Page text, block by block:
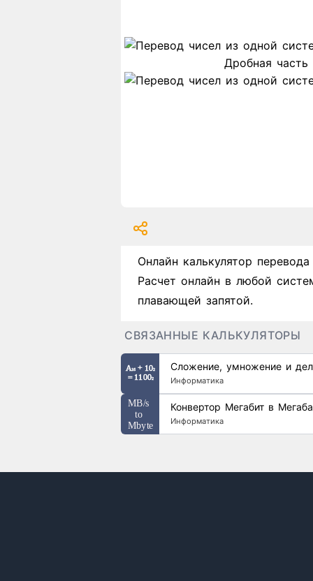
Дробная
Онлайн калькулятор
Расчет онлайн в любой
плавающей запятой.
СВЯЗАННЫЕ КАЛЬКУЛЯТОРЫ
Сложение, умножение и
Информатика
Конвертор Мегабит в
Информатика